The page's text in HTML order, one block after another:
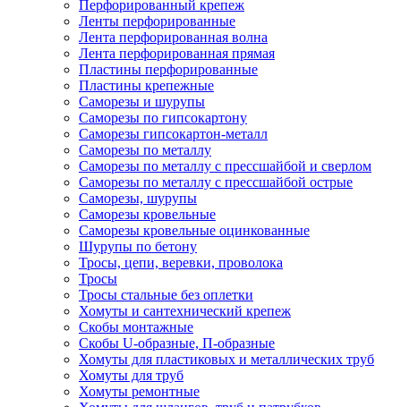
Перфорированный крепеж
Ленты перфорированные
Лента перфорированная волна
Лента перфорированная прямая
Пластины перфорированные
Пластины крепежные
Саморезы и шурупы
Саморезы по гипсокартону
Саморезы гипсокартон-металл
Саморезы по металлу
Саморезы по металлу с прессшайбой и сверлом
Саморезы по металлу с прессшайбой острые
Саморезы, шурупы
Саморезы кровельные
Саморезы кровельные оцинкованные
Шурупы по бетону
Тросы, цепи, веревки, проволока
Тросы
Тросы стальные без оплетки
Хомуты и сантехнический крепеж
Скобы монтажные
Скобы U-образные, П-образные
Хомуты для пластиковых и металлических труб
Хомуты для труб
Хомуты ремонтные